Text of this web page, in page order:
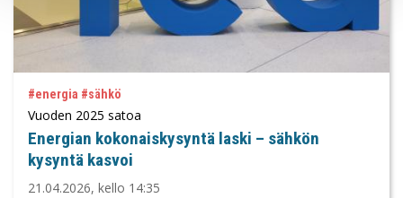
#energia #sähkö
Vuoden 2025 satoa
Energian kokonaiskysyntä laski – sähkön
kysyntä kasvoi
21.04.2026, kello 14:35